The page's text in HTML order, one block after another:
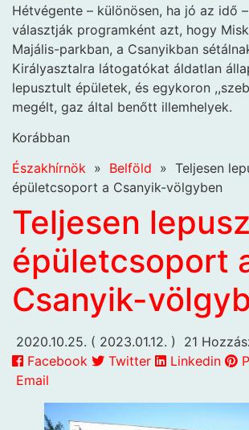
Hétvégente – különösen, ha jó az idő
választják programként azt, hogy
Majális-parkban, a Csanyikban
Királyasztalra látogatókat áldatlan
lepusztult épületek, és egykoron
megélt, gaz által benőtt illemhelyek.
Korábban
Északhírnök » Belföld » Teljesen
épületcsoport a Csanyik-völgyben
Teljesen
épületcsoport
Csanyik-
2020.10.25. ( 2023.01.12. ) 21
Facebook
Twitter Linkedin
Email